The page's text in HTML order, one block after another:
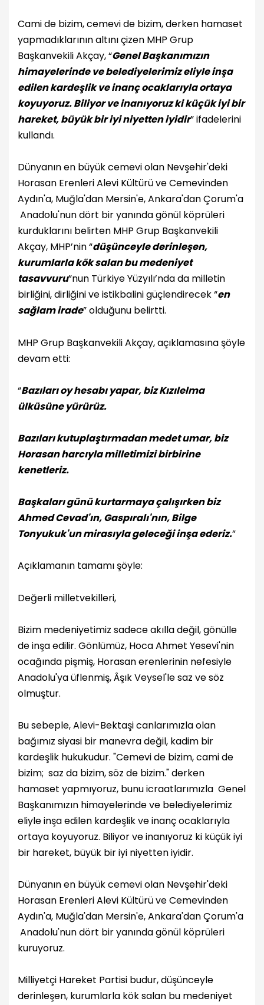
Cami de bizim, cemevi de bizim, derken hamaset
yapmadıklarının altını çizen MHP Grup
Başkanvekili Akçay, “Genel Başkanımızın
himayelerinde ve belediyelerimiz eliyle inşa
edilen kardeşlik ve inanç ocaklarıyla ortaya
koyuyoruz. Biliyor ve inanıyoruz ki küçük iyi bir
hareket, büyük bir iyi niyetten iyidir” ifadelerini
kullandı.
Dünyanın en büyük cemevi olan Nevşehir'deki
Horasan Erenleri Alevi Kültürü ve Cemevinden
Aydın'a, Muğla'dan Mersin'e, Ankara'dan Çorum'a
Anadolu'nun dört bir yanında gönül köprüleri
kurduklarını belirten MHP Grup Başkanvekili
Akçay, MHP’nin “düşünceyle derinleşen,
kurumlarla kök salan bu medeniyet
tasavvuru”nun Türkiye Yüzyılı’nda da milletin
birliğini, dirliğini ve istikbalini güçlendirecek “en
sağlam irade” olduğunu belirtti.
MHP Grup Başkanvekili Akçay, açıklamasına şöyle
devam etti:
“Bazıları oy hesabı yapar, biz Kızılelma
ülküsüne yürürüz.
Bazıları kutuplaştırmadan medet umar, biz
Horasan harcıyla milletimizi birbirine
kenetleriz.
Başkaları günü kurtarmaya çalışırken biz
Ahmed Cevad'ın, Gaspıralı'nın, Bilge
Tonyukuk'un mirasıyla geleceği inşa ederiz.”
Açıklamanın tamamı şöyle:
Değerli milletvekilleri,
Bizim medeniyetimiz sadece akılla değil, gönülle
de inşa edilir. Gönlümüz, Hoca Ahmet Yesevi'nin
ocağında pişmiş, Horasan erenlerinin nefesiyle
Anadolu'ya üflenmiş, Âşık Veysel'le saz ve söz
olmuştur.
Bu sebeple, Alevi-Bektaşi canlarımızla olan
bağımız siyasi bir manevra değil, kadim bir
kardeşlik hukukudur. "Cemevi de bizim, cami de
bizim; saz da bizim, söz de bizim." derken
hamaset yapmıyoruz, bunu icraatlarımızla Genel
Başkanımızın himayelerinde ve belediyelerimiz
eliyle inşa edilen kardeşlik ve inanç ocaklarıyla
ortaya koyuyoruz. Biliyor ve inanıyoruz ki küçük iyi
bir hareket, büyük bir iyi niyetten iyidir.
Dünyanın en büyük cemevi olan Nevşehir'deki
Horasan Erenleri Alevi Kültürü ve Cemevinden
Aydın'a, Muğla'dan Mersin'e, Ankara'dan Çorum'a
Anadolu'nun dört bir yanında gönül köprüleri
kuruyoruz.
Milliyetçi Hareket Partisi budur, düşünceyle
derinleşen, kurumlarla kök salan bu medeniyet